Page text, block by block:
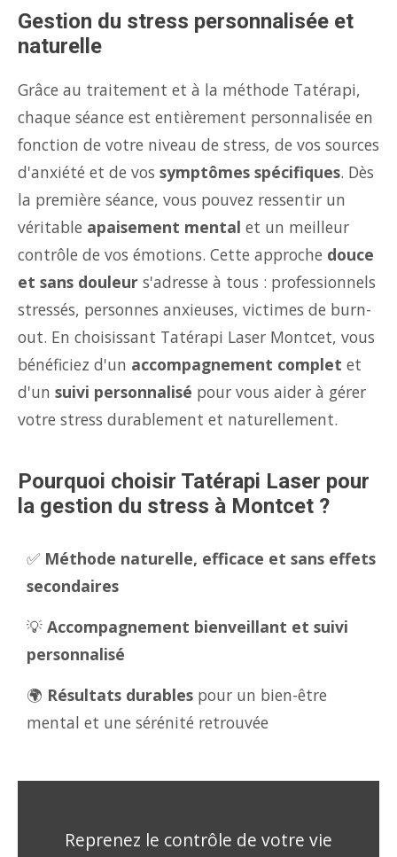
Gestion du stress personnalisée et
naturelle
Grâce au traitement et à la méthode Tatérapi,
chaque séance est entièrement personnalisée en
fonction de votre niveau de stress, de vos sources
d'anxiété et de vos symptômes spécifiques. Dès
la première séance, vous pouvez ressentir un
véritable apaisement mental et un meilleur
contrôle de vos émotions. Cette approche douce
et sans douleur s'adresse à tous : professionnels
stressés, personnes anxieuses, victimes de burn-
out. En choisissant Tatérapi Laser Montcet, vous
bénéficiez d'un accompagnement complet et
d'un suivi personnalisé pour vous aider à gérer
votre stress durablement et naturellement.
Pourquoi choisir Tatérapi Laser pour
la gestion du stress à Montcet ?
✅ Méthode naturelle, efficace et sans effets
secondaires
💡 Accompagnement bienveillant et suivi
personnalisé
🌍 Résultats durables pour un bien-être
mental et une sérénité retrouvée
Reprenez le contrôle de votre vie